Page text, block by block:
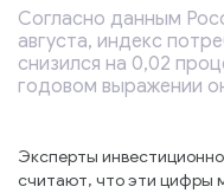
Согласно данным
августа, индекс
снизился на 0,02
годовом выражении
Эксперты
считают, что эти цифры